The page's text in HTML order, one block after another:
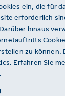
und
2
auf unserer Website
defekter Link
über Ihren
ein, die für
erforderlich
hinaus
zu können.
Erfahren Sie